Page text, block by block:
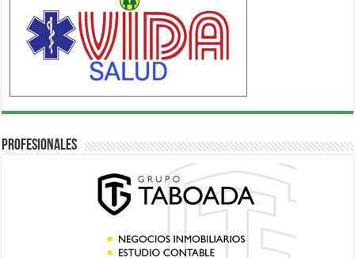
Profesionales